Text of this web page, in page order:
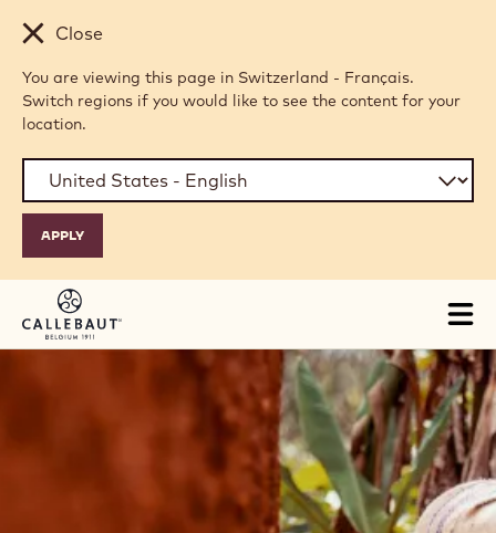
Skip to main content
Close
You are viewing this page in Switzerland - Français.
Switch regions if you would like to see the content for your
location.